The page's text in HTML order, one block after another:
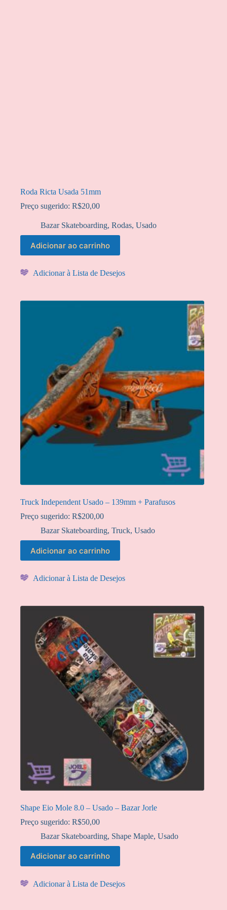
Roda Ricta Usada 51mm
Preço sugerido: R$20,00
Bazar Skateboarding, Rodas, Usado
Adicionar ao carrinho
Adicionar à Lista de Desejos
Truck Independent Usado – 139mm + Parafusos
Preço sugerido: R$200,00
Bazar Skateboarding, Truck, Usado
Adicionar ao carrinho
Adicionar à Lista de Desejos
Shape Eio Mole 8.0 – Usado – Bazar Jorle
Preço sugerido: R$50,00
Bazar Skateboarding, Shape Maple, Usado
Adicionar ao carrinho
Adicionar à Lista de Desejos